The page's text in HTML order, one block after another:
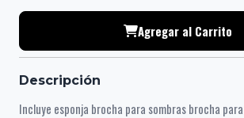
Agregar al Carrito
Descripción
Incluye esponja brocha para sombras brocha